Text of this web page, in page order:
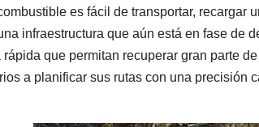
es fácil de transportar, recargar
infraestructura que aún está en fase de
que permitan recuperar gran parte
a planificar sus rutas con una precisión